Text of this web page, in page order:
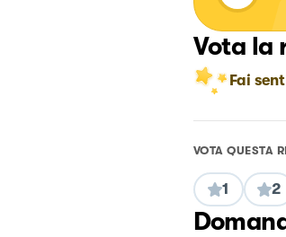
Vota la
Fai
VOTA QUESTA
1 2